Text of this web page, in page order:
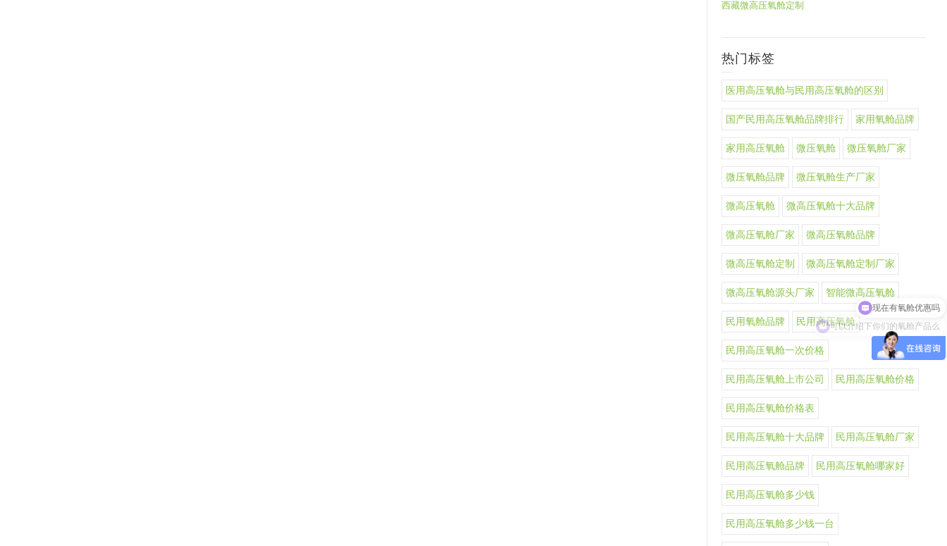
西藏微高压氧舱定制
热门标签
医用高压氧舱与民用高压氧舱的区别
国产民用高压氧舱品牌排行 家用氧舱品牌
家用高压氧舱 微压氧舱 微压氧舱厂家
微压氧舱品牌 微压氧舱生产厂家
微高压氧舱 微高压氧舱十大品牌
微高压氧舱厂家 微高压氧舱品牌
微高压氧舱定制 微高压氧舱定制厂家
微高压氧舱源头厂家 智能微高压氧舱
民用氧舱品牌 民用高压氧舱
民用高压氧舱一次价格
民用高压氧舱上市公司 民用高压氧舱价格
民用高压氧舱价格表
民用高压氧舱十大品牌 民用高压氧舱厂家
民用高压氧舱品牌 民用高压氧舱哪家好
民用高压氧舱多少钱
民用高压氧舱多少钱一台
可以介绍下你们的氧舱产品么